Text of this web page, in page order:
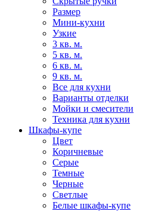
Размер
Мини-кухни
Узкие
3 кв. м.
5 кв. м.
6 кв. м.
9 кв. м.
Все для кухни
Варианты отделки
Мойки и смесители
Техника для кухни
Шкафы-купе
Цвет
Коричневые
Серые
Темные
Черные
Светлые
Белые шкафы-купе